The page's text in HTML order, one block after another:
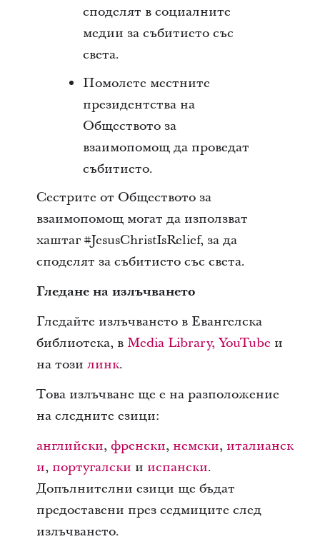
споделят в социалните
медии за събитието със
света.
Помолете местните
президентства на
Обществото за
взаимопомощ да проведат
събитието.
Сестрите от Обществото за
взаимопомощ могат да използват
хаштаг #JesusChristIsRelief, за да
споделят за събитието със света.
Гледане на излъчването
Гледайте излъчването в Евангелска
библиотека, в Media Library, YouTube и
на този линк.
Това излъчване ще е на разположение
на следните езици:
английски, френски, немски, италианск
и, португалски и испански.
Допълнителни езици ще бъдат
предоставени през седмиците след
излъчването.